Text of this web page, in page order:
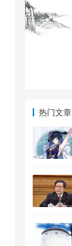
热门文章